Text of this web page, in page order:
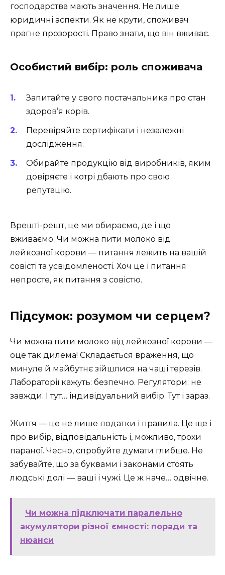
господарства мають значення. Не лише
юридичні аспекти. Як не крути, споживач
прагне прозорості. Право знати, що він вживає.
Особистий вибір: роль споживача
Запитайте у свого постачальника про стан
здоров’я корів.
Перевіряйте сертифікати і незалежні
дослідження.
Обирайте продукцію від виробників, яким
довіряєте і котрі дбають про свою
репутацію.
Врешті-решт, це ми обираємо, де і що
вживаємо. Чи можна пити молоко від
лейкозної корови — питання лежить на вашій
совісті та усвідомленості. Хоч це і питання
непросте, як питання з совістю.
Підсумок: розумом чи серцем?
Чи можна пити молоко від лейкозної корови —
оце так дилема! Складається враження, що
минуле й майбутнє зійшлися на чаші терезів.
Лабораторії кажуть: безпечно. Регулятори: не
завжди. І тут… індивідуальний вибір. Тут і зараз.
Життя — це не лише податки і правила. Це ще і
про вибір, відповідальність і, можливо, трохи
параної. Чесно, спробуйте думати глибше. Не
забувайте, що за буквами і законами стоять
людські долі — ваші і чужі. Це ж наче… одвічне.
Чи можна підключати паралельно
акумулятори різної ємності: поради та
нюанси